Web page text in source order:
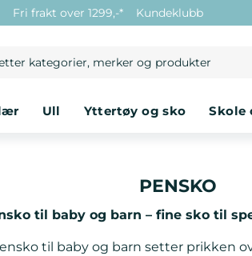
Fri frakt over 1299,-* Kundeklubb
ull yttertøy og sko
PENSKO
til baby og barn – fine sko til
til baby og barn setter prikken